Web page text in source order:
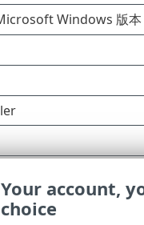
Your account,
choice